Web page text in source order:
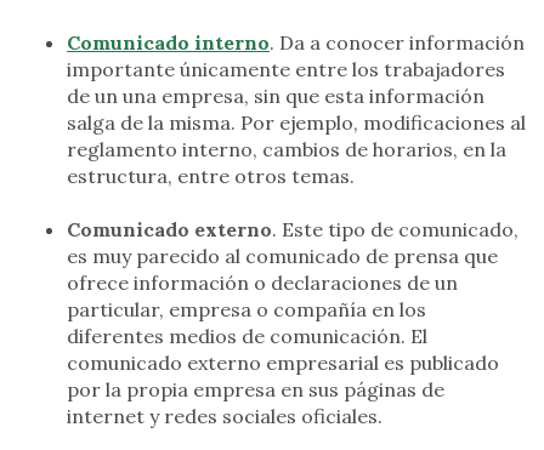
Comunicado interno. Da a conocer información
importante únicamente entre los trabajadores
de un una empresa, sin que esta información
salga de la misma. Por ejemplo, modificaciones al
reglamento interno, cambios de horarios, en la
estructura, entre otros temas.
Comunicado externo. Este tipo de comunicado,
es muy parecido al comunicado de prensa que
ofrece información o declaraciones de un
particular, empresa o compañía en los
diferentes medios de comunicación. El
comunicado externo empresarial es publicado
por la propia empresa en sus páginas de
internet y redes sociales oficiales.